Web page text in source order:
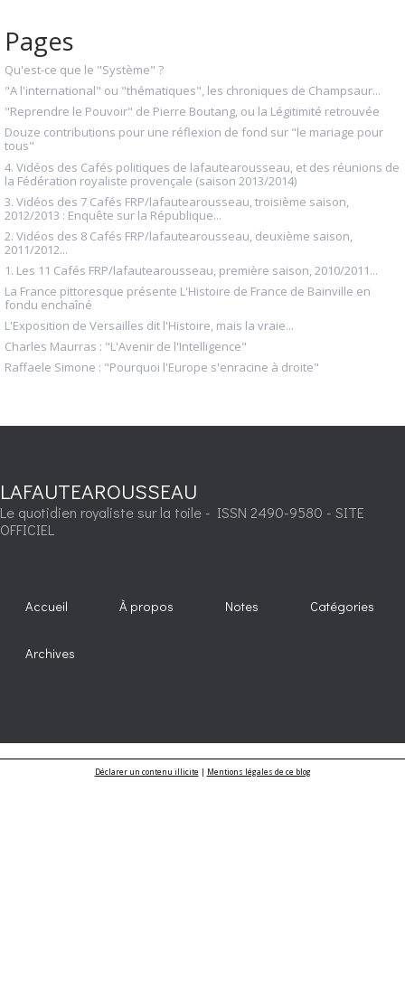
Pages
Qu'est-ce que le "Système" ?
"A l'international" ou "thématiques", les chroniques de Champsaur...
"Reprendre le Pouvoir" de Pierre Boutang, ou la Légitimité retrouvée
Douze contributions pour une réflexion de fond sur "le mariage pour
tous"
4. Vidéos des Cafés politiques de lafautearousseau, et des réunions de
la Fédération royaliste provençale (saison 2013/2014)
3. Vidéos des 7 Cafés FRP/lafautearousseau, troisième saison,
2012/2013 : Enquête sur la République...
2. Vidéos des 8 Cafés FRP/lafautearousseau, deuxième saison,
2011/2012...
1. Les 11 Cafés FRP/lafautearousseau, première saison, 2010/2011...
La France pittoresque présente L'Histoire de France de Bainville en
fondu enchaîné
L'Exposition de Versailles dit l'Histoire, mais la vraie...
Charles Maurras : "L'Avenir de l'Intelligence"
Raffaele Simone : "Pourquoi l'Europe s'enracine à droite"
LAFAUTEAROUSSEAU
Le quotidien royaliste sur la toile - ISSN 2490-9580 - SITE
OFFICIEL
Accueil À propos Notes Catégories
Archives
Déclarer un contenu illicite| Mentions légales de ce blog